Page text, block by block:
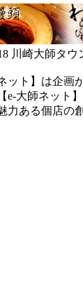
川崎大師タウ
ット】は企画
e-大師ネット
力ある個店の